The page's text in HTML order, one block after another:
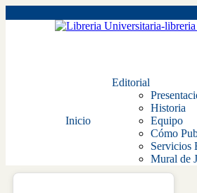
Inicio
Editorial
Historia
Equipo
Cómo
Servicios
Mural de